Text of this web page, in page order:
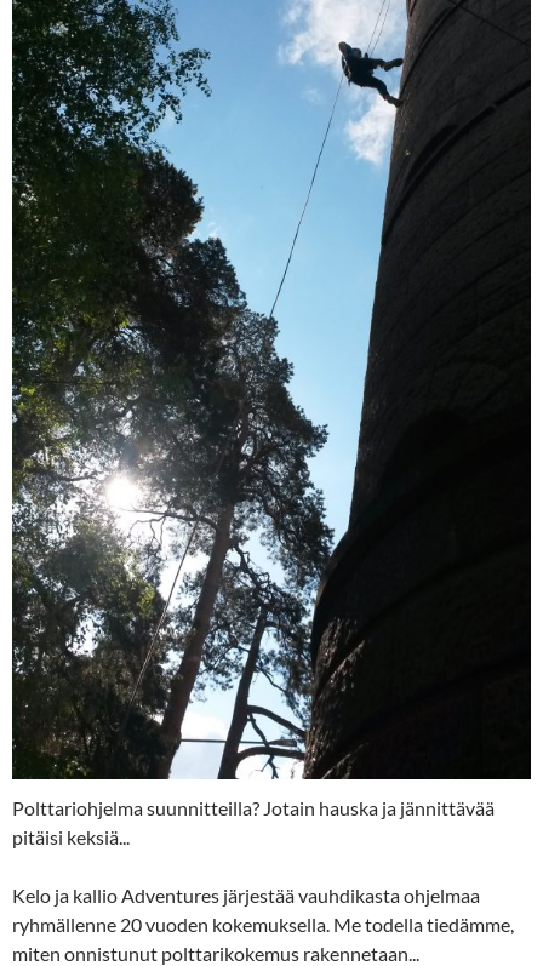
Polttariohjelma suunnitteilla? Jotain hauska ja jännittävää
pitäisi keksiä...
Kelo ja kallio Adventures järjestää vauhdikasta ohjelmaa
ryhmällenne 20 vuoden kokemuksella. Me todella tiedämme,
miten onnistunut polttarikokemus rakennetaan...